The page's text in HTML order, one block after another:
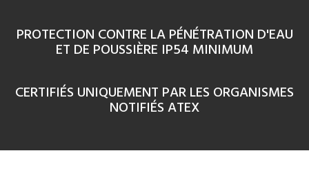
PROTECTION CONTRE LA PÉNÉTRATION D'EAU
ET DE POUSSIÈRE IP54 MINIMUM
CERTIFIÉS UNIQUEMENT PAR LES ORGANISMES
NOTIFIÉS ATEX